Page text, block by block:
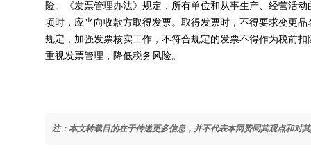
险。《发票管理办法》规定，所有单位和从事生产、经营活
项时，应当向收款方取得发票。取得发票时，不得要求变更
规定，加强发票核实工作，不符合规定的发票不得作为税前
重视发票管理，降低税务风险。
注：本文转载目的在于传递更多信息，并不代表本网赞同其观点和对